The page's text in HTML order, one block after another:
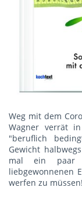
Weg mit dem
Wagner verrät
"beruflich
Gewicht
mal ein paar
liebgewonnenen
werfen zu müssen!